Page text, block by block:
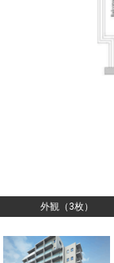
外観（3枚）